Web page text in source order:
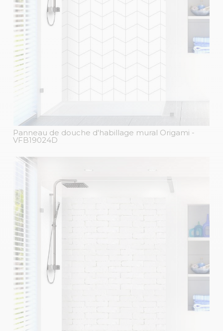
Panneau de douche d'habillage mural Origami -
VFB19024D